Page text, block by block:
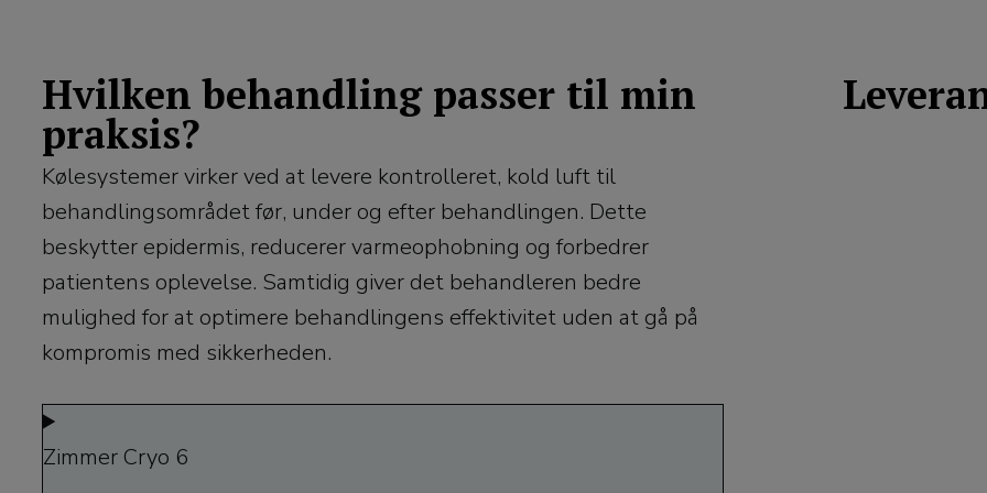
Hvilken behandling passer til min
praksis?
Kølesystemer virker ved at levere kontrolleret, kold luft til
behandlingsområdet før, under og efter behandlingen. Dette
beskytter epidermis, reducerer varmeophobning og forbedrer
patientens oplevelse. Samtidig giver det behandleren bedre
mulighed for at optimere behandlingens effektivitet uden at gå på
kompromis med sikkerheden.
Zimmer Cryo 6